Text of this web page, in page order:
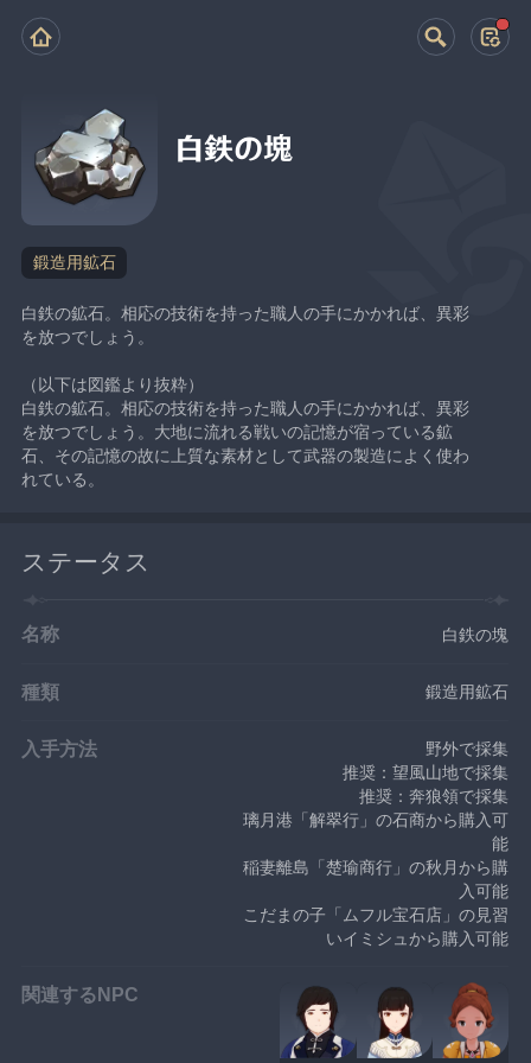
白鉄の塊
鍛造用鉱石
白鉄の鉱石。相応の技術を持った職人の手にかかれば、異彩
を放つでしょう。
（以下は図鑑より抜粋）
白鉄の鉱石。相応の技術を持った職人の手にかかれば、異彩
を放つでしょう。大地に流れる戦いの記憶が宿っている鉱
石、その記憶の故に上質な素材として武器の製造によく使わ
れている。
ステータス
名称 白鉄の塊
種類 鍛造用鉱石
入手方法
野外で採集
推奨：望風山地で採集
推奨：奔狼領で採集
璃月港「解翠行」の石商から購入可
能
稲妻離島「楚瑜商行」の秋月から購
入可能
こだまの子「ムフル宝石店」の見習
いイミシュから購入可能
関連するNPC